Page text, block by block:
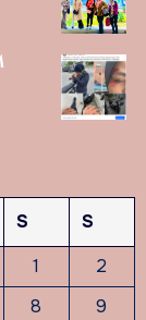
S
S
1
2
8
9